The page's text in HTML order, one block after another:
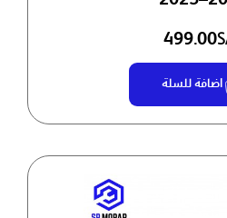
499.00
اضافة للسلة